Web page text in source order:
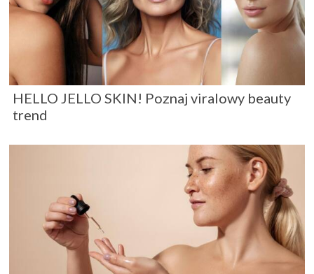
HELLO JELLO SKIN! Poznaj viralowy beauty
trend